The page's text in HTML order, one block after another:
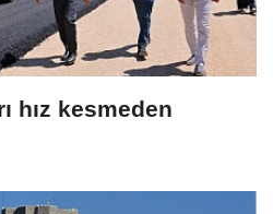
hız kesmeden